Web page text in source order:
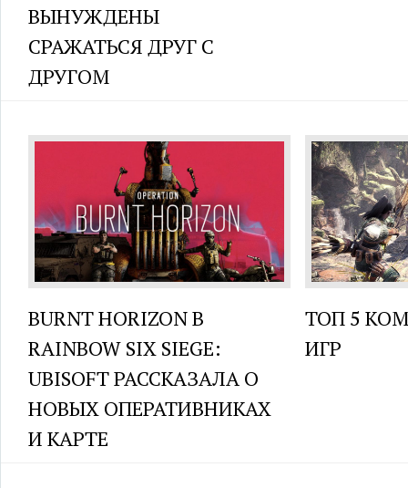
ВЫНУЖДЕНЫ
СРАЖАТЬСЯ ДРУГ С
ДРУГОМ
BURNT HORIZON В
RAINBOW SIX SIEGE:
UBISOFT РАССКАЗАЛА О
НОВЫХ ОПЕРАТИВНИКАХ
И КАРТЕ
ТОП 5
ИГР